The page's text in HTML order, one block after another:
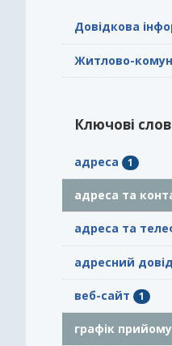
Довідкова
Житлово-
Ключові
адреса 1
адреса та
адреса та
адресний
веб-сайт 1
графік прийому